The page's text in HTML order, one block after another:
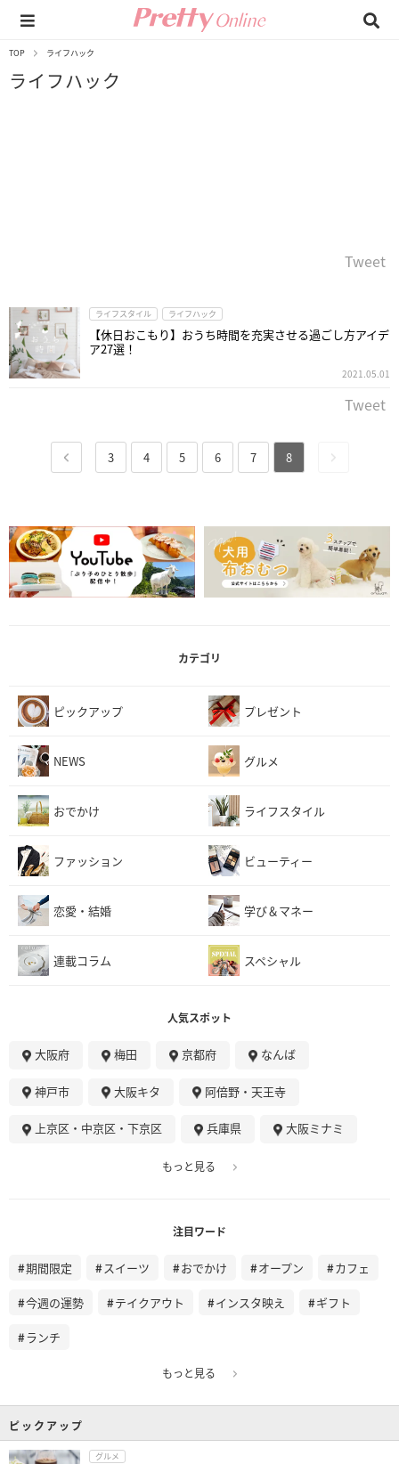
TOP ライフハック
ライフハック
Tweet
ライフスタイル ライフハック
【休日おこもり】おうち時間を充実させる過ごし方アイデ
ア27選！
2021.05.01
Tweet
3 4 5 6 7 8
カテゴリ
ピックアップ プレゼント
NEWS グルメ
おでかけ ライフスタイル
ファッション ビューティー
恋愛・結婚 学び＆マネー
連載コラム スペシャル
人気スポット
大阪府 梅田 京都府 なんば
神戸市 大阪キタ 阿倍野・天王寺
上京区・中京区・下京区 兵庫県 大阪ミナミ
もっと見る
注目ワード
期間限定 スイーツ おでかけ オープン カフェ
今週の運勢 テイクアウト インスタ映え ギフト
ランチ
もっと見る
ピックアップ
グルメ